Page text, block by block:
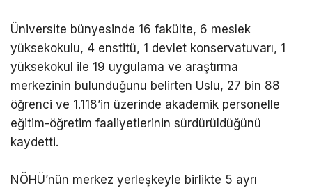
Üniversite bünyesinde 16 fakülte, 6 meslek
yüksekokulu, 4 enstitü, 1 devlet konservatuvarı, 1
yüksekokul ile 19 uygulama ve araştırma
merkezinin bulunduğunu belirten Uslu, 27 bin 88
öğrenci ve 1.118’in üzerinde akademik personelle
eğitim-öğretim faaliyetlerinin sürdürüldüğünü
kaydetti.
NÖHÜ’nün merkez yerleşkeyle birlikte 5 ayrı